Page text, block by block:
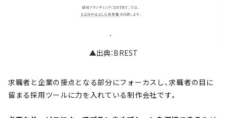
▲出典：BREST
求職者と企業の接点となる部分にフォーカスし、求職者の目に
留まる採用ツールに力を入れている制作会社です。